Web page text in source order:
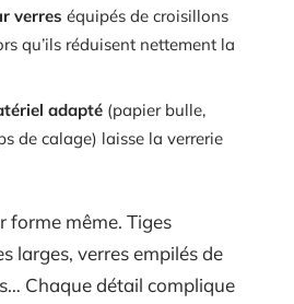
verres équipés de croisillons
qu’ils réduisent nettement la
adapté (papier bulle,
de calage) laisse la verrerie
forme même. Tiges
larges, verres empilés de
Chaque détail complique